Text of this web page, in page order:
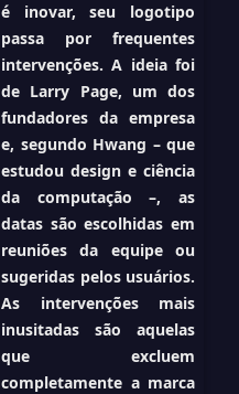
é inovar, seu logotipo
passa por frequentes
intervenções. A ideia foi
de Larry Page, um dos
fundadores da empresa
e, segundo Hwang – que
estudou design e ciência
da computação –, as
datas são escolhidas em
reuniões da equipe ou
sugeridas pelos usuários.
As intervenções mais
inusitadas são aquelas
que excluem
completamente a marca